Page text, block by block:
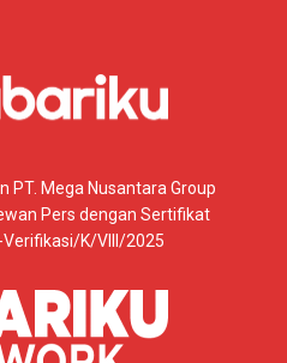
PT. Mega Nusantara Group
Pers dengan Sertifikat
K/VIII/2025